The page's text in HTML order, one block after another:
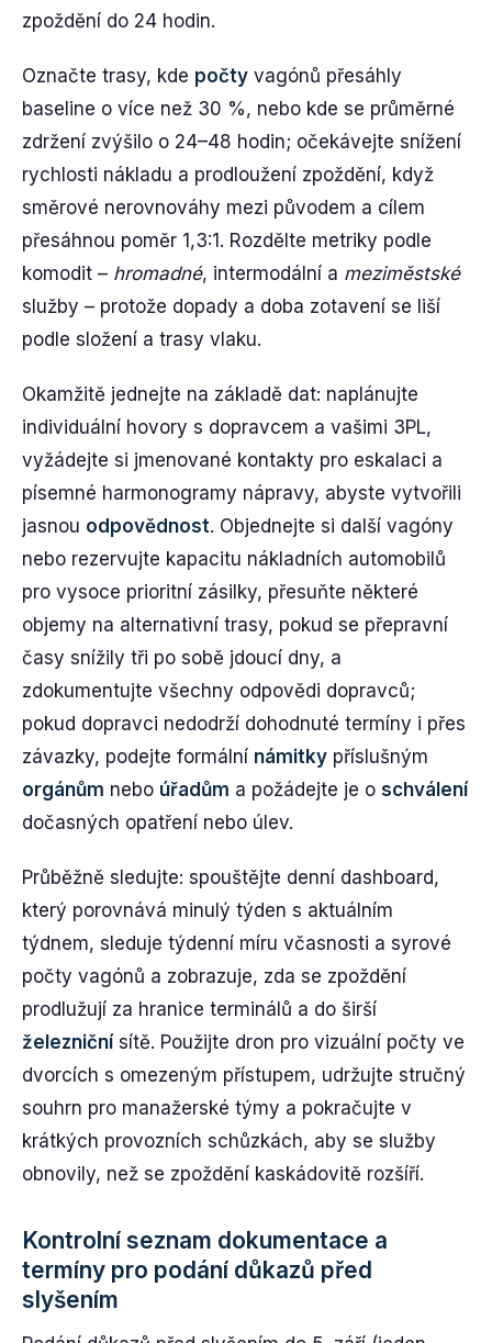
zpoždění do 24 hodin.
Označte trasy, kde počty vagónů přesáhly
baseline o více než 30 %, nebo kde se průměrné
zdržení zvýšilo o 24–48 hodin; očekávejte snížení
rychlosti nákladu a prodloužení zpoždění, když
směrové nerovnováhy mezi původem a cílem
přesáhnou poměr 1,3:1. Rozdělte metriky podle
komodit – hromadné, intermodální a meziměstské
služby – protože dopady a doba zotavení se liší
podle složení a trasy vlaku.
Okamžitě jednejte na základě dat: naplánujte
individuální hovory s dopravcem a vašimi 3PL,
vyžádejte si jmenované kontakty pro eskalaci a
písemné harmonogramy nápravy, abyste vytvořili
jasnou odpovědnost. Objednejte si další vagóny
nebo rezervujte kapacitu nákladních automobilů
pro vysoce prioritní zásilky, přesuňte některé
objemy na alternativní trasy, pokud se přepravní
časy snížily tři po sobě jdoucí dny, a
zdokumentujte všechny odpovědi dopravců;
pokud dopravci nedodrží dohodnuté termíny i přes
závazky, podejte formální námitky příslušným
orgánům nebo úřadům a požádejte je o schválení
dočasných opatření nebo úlev.
Průběžně sledujte: spouštějte denní dashboard,
který porovnává minulý týden s aktuálním
týdnem, sleduje týdenní míru včasnosti a syrové
počty vagónů a zobrazuje, zda se zpoždění
prodlužují za hranice terminálů a do širší
železniční sítě. Použijte dron pro vizuální počty ve
dvorcích s omezeným přístupem, udržujte stručný
souhrn pro manažerské týmy a pokračujte v
krátkých provozních schůzkách, aby se služby
obnovily, než se zpoždění kaskádovitě rozšíří.
Kontrolní seznam dokumentace a
termíny pro podání důkazů před
slyšením